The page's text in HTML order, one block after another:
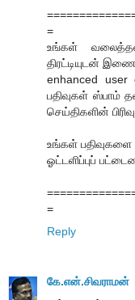
=
உங்கள்
திரட்டியுடன்
enhanced
பதிவுகள் ஸ்பாம்
செய்திகளின்
உங்கள்
ஓட்டளிப்புப்
=
Reply
கே.என்.சிவராமன்